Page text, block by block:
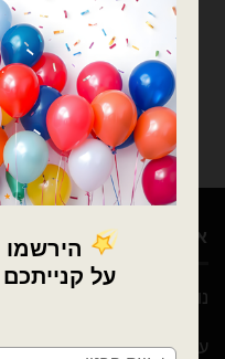
₪20.00
המלאי אזל
צרפו אותי לרשימת
המתנה
אודות
נוי עמיר – שיווק והפצה
עם 10 שנות ניסיון ומבחר